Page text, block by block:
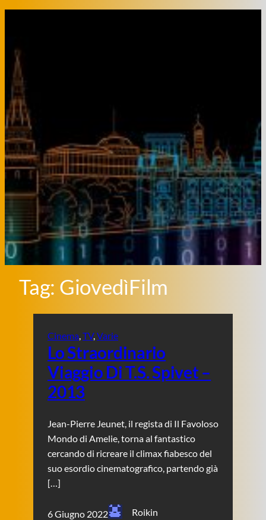
Tag: GiovedìFilm
Cinema, TV, Varie
Lo Straordinario
Viaggio Di T.S. Spivet –
2013
Jean-Pierre Jeunet, il regista di Il Favoloso
Mondo di Amelie, torna al fantastico
cercando di ricreare il climax fiabesco del
suo esordio cinematografico, partendo già
[…]
6 Giugno 2022 Roikin